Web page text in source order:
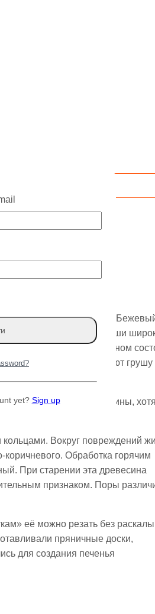
очень дорогого эбена.
и упругая древесина груши
740 кг/м³. В высушенном
которые отличают грушу
буковой древесины,
Вокруг повреждений
Обработка горячим
При старении эта древесина
признаком. Поры
её можно резать без
пряничные доски,
для создания печенья
yet? Sign up